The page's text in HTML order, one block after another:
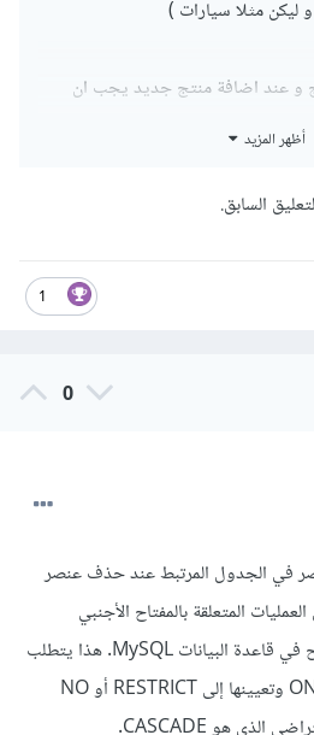
مثلا سيارات )
و عند اضافة منتج جديد يجب ان
لها )
كما هو في المنتج . لان الان
أظهر المزيد
السابق.
1
0
في الجدول المرتبط عند حذف عنصر
المتعلقة بالمفتاح الأجنبي
(Foreign Key) بشكل صحيح في قاعدة البيانات MySQL. هذا يتطلب
استخدام الخاصية ON DELETE وتعيينها إلى RESTRICT أو NO